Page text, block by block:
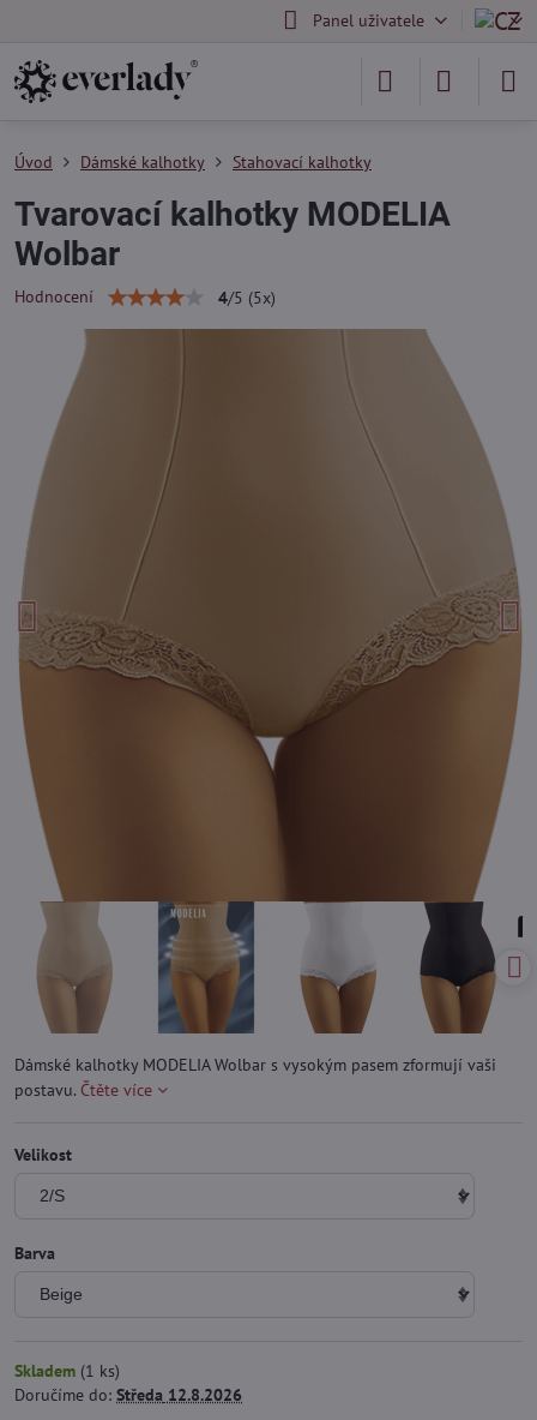
Panel uživatele
Úvod Dámské kalhotky Stahovací kalhotky
Tvarovací kalhotky MODELIA
Wolbar
Hodnocení 4/5 (5x)
Dámské kalhotky MODELIA Wolbar s vysokým pasem zformují vaši
postavu. Čtěte více
Velikost
Barva
Skladem (1 ks)
Doručíme do: Středa 12.8.2026